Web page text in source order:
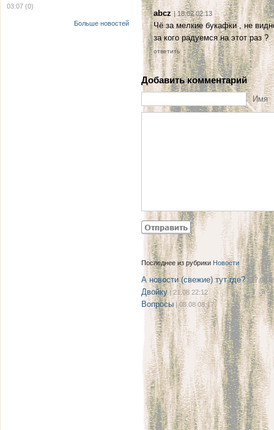
03:07 (0)
Больше новостей
abcz| 18.02 02:13
Чё за мелкие букафки , не
за кого радуемся на этот раз ?
ответить
Добавить комментарий
Имя
Последнее из рубрики Новости
А новости (свежие) тут где?| 27.08
Двойку| 21.08 22:12
Вопросы| 08.08 08:17